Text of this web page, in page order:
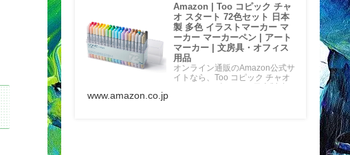
Amazon | Too コピック チャ
オ スタート 72色セット 日本
製 多色 イラストマーカー マ
ーカー マーカーペン | アート
マーカー | 文房具・オフィス
用品
オンライン通販のAmazon公式サ
イトなら、Too コピック チャオ
スタート 72色セット 日本製 多色
www.amazon.co.jp